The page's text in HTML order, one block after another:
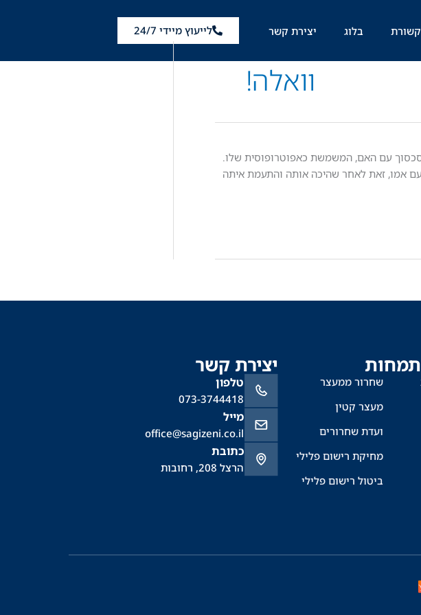
בלוג יצירת קשר לייעוץ מיידי 24/7
וואלה!
"וואלה!" על צעיר משגב שלום, שעל פי החשד חטף את אחיינו בן ה-4 בעקבות סכסוך עם האם, המשמשת כאפוטרופוסית שלו.
אמו, זאת לאחר שהיכה אותה והתעמת איתה
שחרור ממעצר
מעצר קטין
ועדת שחרורים
מחיקת רישום פלילי
ביטול רישום פלילי
יצירת קשר
טלפון
073-3744418
מייל
office@sagizeni.co.il
כתובת
הרצל 208, רחובות